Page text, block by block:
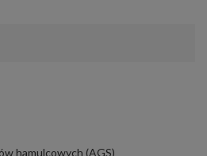
hamulcowych (AGS)